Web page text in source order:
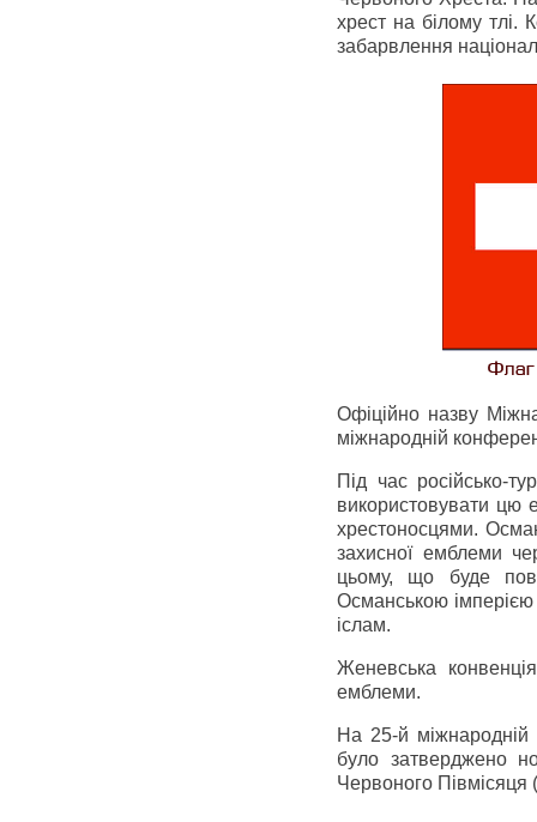
хрест на білому тлі.
забарвлення
Офіційно назву
міжнародній
Під час російсько-
використовувати цю
хрестоносцями.
захисної емблеми
цьому, що буде
Османською імперією
іслам.
Женевська
емблеми.
На 25-й міжнародній
було затверджено
Червоного